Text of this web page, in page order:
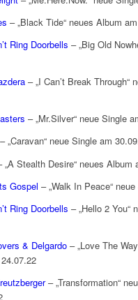
– „Black Tide“ neues Album
Ring Doorbells – „Big Old
– „I Can’t Break Through“
– „Mr.Silver“ neue Single
„Caravan“ neue Single am
„A Stealth Desire“ neues Album
Gospel – „Walk In Peace“
Ring Doorbells – „Hello 2 You“
& Delgardo– „Love The
– „Transformation“